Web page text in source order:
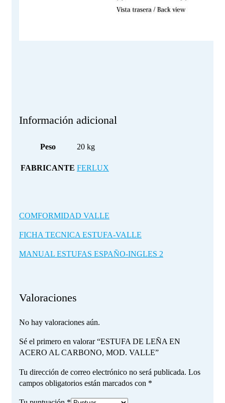
Información adicional
Peso 20 kg
FABRICANTE FERLUX
COMFORMIDAD VALLE
FICHA TECNICA ESTUFA-VALLE
MANUAL ESTUFAS ESPAÑO-INGLES 2
Valoraciones
No hay valoraciones aún.
Sé el primero en valorar “ESTUFA DE LEÑA EN
ACERO AL CARBONO, MOD. VALLE”
Tu dirección de correo electrónico no será publicada. Los
campos obligatorios están marcados con *